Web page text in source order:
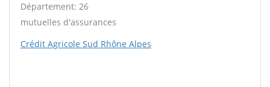
Département: 26
mutuelles d'assurances
Crédit Agricole Sud Rhône Alpes